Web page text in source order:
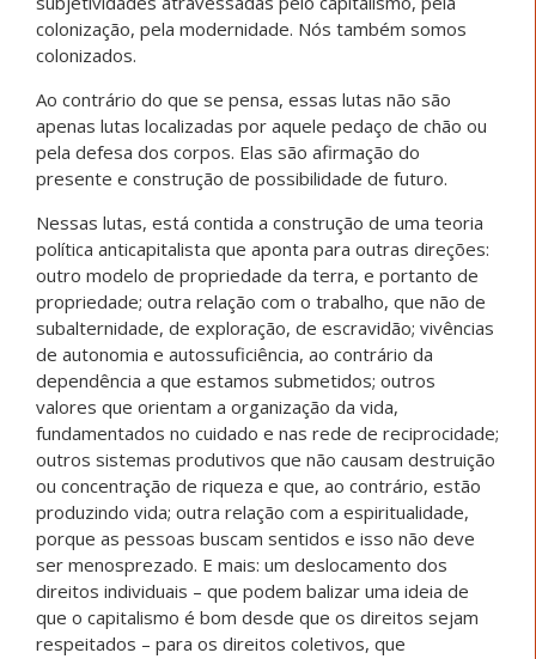
colonização, pela modernidade. Nós também somos
colonizados.
Ao contrário do que se pensa, essas lutas não são
apenas lutas localizadas por aquele pedaço de chão ou
pela defesa dos corpos. Elas são afirmação do
presente e construção de possibilidade de futuro.
Nessas lutas, está contida a construção de uma teoria
política anticapitalista que aponta para outras direções:
outro modelo de propriedade da terra, e portanto de
propriedade; outra relação com o trabalho, que não de
subalternidade, de exploração, de escravidão; vivências
de autonomia e autossuficiência, ao contrário da
dependência a que estamos submetidos; outros
valores que orientam a organização da vida,
fundamentados no cuidado e nas rede de reciprocidade;
outros sistemas produtivos que não causam destruição
ou concentração de riqueza e que, ao contrário, estão
produzindo vida; outra relação com a espiritualidade,
porque as pessoas buscam sentidos e isso não deve
ser menosprezado. E mais: um deslocamento dos
direitos individuais – que podem balizar uma ideia de
que o capitalismo é bom desde que os direitos sejam
respeitados – para os direitos coletivos, que